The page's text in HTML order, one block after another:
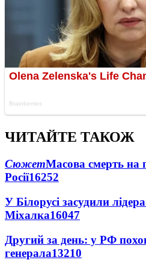
ЧИТАЙТЕ ТАКОЖ
СюжетМасова смерть
Росії16252
У Білорусі засудили
Міхалка16047
Другий за день: у РФ
генерала13210